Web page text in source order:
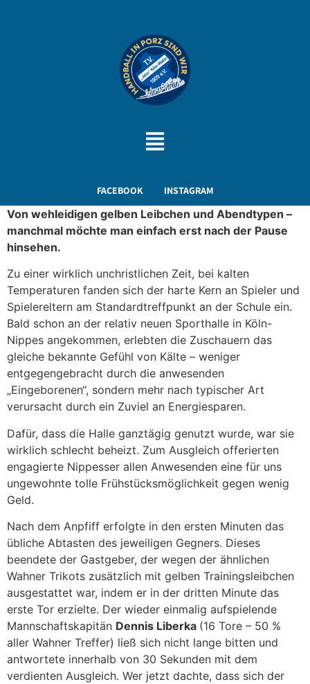
FACEBOOK INSTAGRAM
Von wehleidigen gelben Leibchen und Abendtypen –
manchmal möchte man einfach erst nach der Pause
hinsehen.
Zu einer wirklich unchristlichen Zeit, bei kalten
Temperaturen fanden sich der harte Kern an Spieler und
Spielereltern am Standardtreffpunkt an der Schule ein.
Bald schon an der relativ neuen Sporthalle in Köln-
Nippes angekommen, erlebten die Zuschauern das
gleiche bekannte Gefühl von Kälte – weniger
entgegengebracht durch die anwesenden
„Eingeborenen“, sondern mehr nach typischer Art
verursacht durch ein Zuviel an Energiesparen.
Dafür, dass die Halle ganztägig genutzt wurde, war sie
wirklich schlecht beheizt. Zum Ausgleich offerierten
engagierte Nippesser allen Anwesenden eine für uns
ungewohnte tolle Frühstücksmöglichkeit gegen wenig
Geld.
Nach dem Anpfiff erfolgte in den ersten Minuten das
übliche Abtasten des jeweiligen Gegners. Dieses
beendete der Gastgeber, der wegen der ähnlichen
Wahner Trikots zusätzlich mit gelben Trainingsleibchen
ausgestattet war, indem er in der dritten Minute das
erste Tor erzielte. Der wieder einmalig aufspielende
Mannschaftskapitän Dennis Liberka (16 Tore – 50 %
aller Wahner Treffer) ließ sich nicht lange bitten und
antwortete innerhalb von 30 Sekunden mit dem
verdienten Ausgleich. Wer jetzt dachte, dass sich der